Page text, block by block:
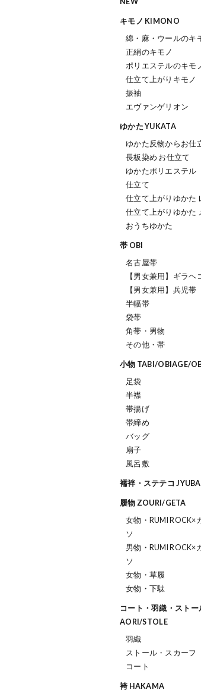
キモノ KIMONO
綿・麻・ウールのキ
正絹のキモノ
ポリエステルのキモ
仕立て上がりキモノ
振袖
エヴァンゲリオン
ゆかた YUKATA
ゆかた反物からお仕
長板染め お仕立て
ゆかたポリエステル
仕立て
仕立て上がりゆかた
仕立て上がりゆかた
おうちゆかた
帯 OBI
名古屋帯
【男女兼用】ギラヘ
【男女兼用】兵児帯
半幅帯
袋帯
角帯・男物
その他・帯
小物 TABI/OBIAGE/
足袋
半襟
帯揚げ
帯締め
バッグ
扇子
風呂敷
襦袢・ステテコ
履物 ZOURI/GETA
女物・RUMI ROCK×
ソ
男物・RUMI ROCK×
ソ
女物・草履
女物・下駄
コート・羽織・ストー
AORI/STOLE
羽織
ストール・スカーフ
コート
袴 HAKAMA